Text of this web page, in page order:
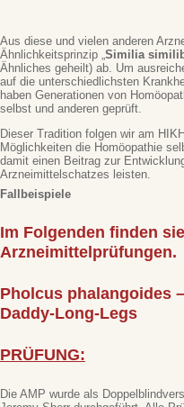
Aus diese und vielen anderen
Ähnlichkeitsprinzip „Similia
Ähnliches geheilt) ab. Um
auf die unterschiedlichsten
haben Generationen von
selbst und anderen geprüft.
Dieser Tradition folgen wir am
Möglichkeiten die Homöopathie
damit einen Beitrag zur
Arzneimittelschatzes leisten.
Fallbeispiele
Im Folgenden finden
Arzneimittelprüfungen.
Pholcus phalangoides –
Daddy-Long-Legs
PRÜFUNG:
Die AMP wurde als